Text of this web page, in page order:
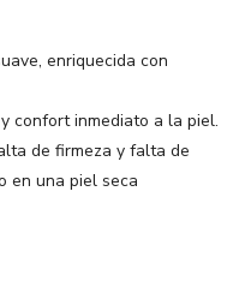
enriquecida con
confort inmediato a la piel.
de firmeza y falta de
en una piel seca